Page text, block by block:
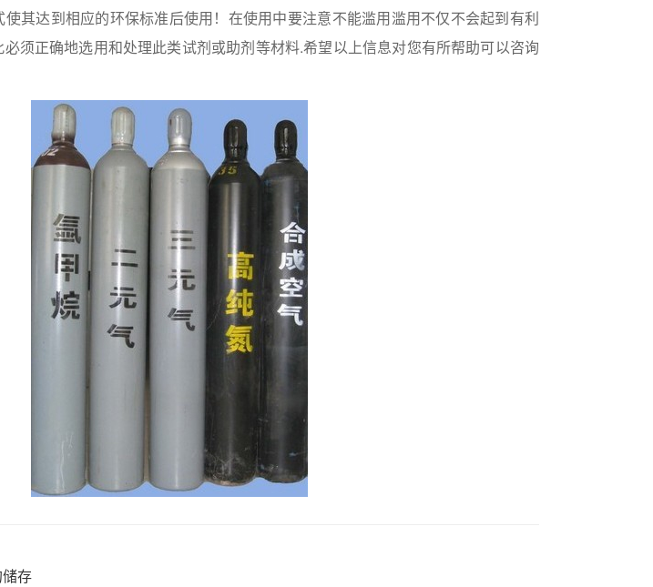
其达到相应的环保标准后使用！在使用中要注意不能滥用滥用不仅不会起到有利
须正确地选用和处理此类试剂或助剂等材料.希望以上信息对您有所帮助可以咨询
存